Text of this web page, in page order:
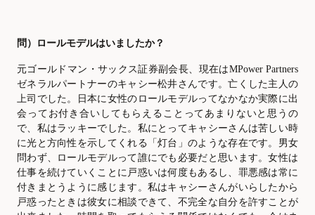
問）ロールモデルはいましたか？
元ゴールドマン・サックス証券副会長、現在はMPower Partners
ゼネラルパートナーのキャシー松井さんです。亡くした主人の
上司でした。日本に女性のロールモデルってなかなか実際に出
会ってお付き合いしてもらえることってあまりないと思うの
で、私はラッキーでした。私にとってキャシーさんは苦しい時
に光と方向性を示してくれる「灯台」のような存在です。男女
問わず、ロールモデルって誰にでも必要だと思います。女性は
仕事を続けていくことに戸惑いは何度もあるし、罪悪感は常に
付きまとうように感じます。私はキャシーさんがいらしたから
戸惑ったときは彼女に相談できて、不完全な自分を許すことが